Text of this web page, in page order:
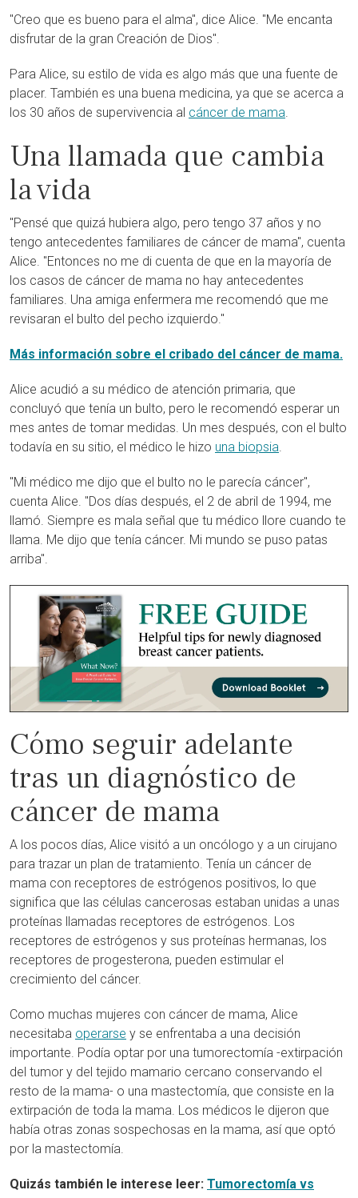
"Creo que es bueno para el alma", dice Alice. "Me encanta
disfrutar de la gran Creación de Dios".
Para Alice, su estilo de vida es algo más que una fuente de
placer. También es una buena medicina, ya que se acerca a
los 30 años de supervivencia al cáncer de mama.
Una llamada que cambia
la vida
"Pensé que quizá hubiera algo, pero tengo 37 años y no
tengo antecedentes familiares de cáncer de mama", cuenta
Alice. "Entonces no me di cuenta de que en la mayoría de
los casos de cáncer de mama no hay antecedentes
familiares. Una amiga enfermera me recomendó que me
revisaran el bulto del pecho izquierdo."
Más información sobre el cribado del cáncer de mama.
Alice acudió a su médico de atención primaria, que
concluyó que tenía un bulto, pero le recomendó esperar un
mes antes de tomar medidas. Un mes después, con el bulto
todavía en su sitio, el médico le hizo una biopsia.
"Mi médico me dijo que el bulto no le parecía cáncer",
cuenta Alice. "Dos días después, el 2 de abril de 1994, me
llamó. Siempre es mala señal que tu médico llore cuando te
llama. Me dijo que tenía cáncer. Mi mundo se puso patas
arriba".
Cómo seguir adelante
tras un diagnóstico de
cáncer de mama
A los pocos días, Alice visitó a un oncólogo y a un cirujano
para trazar un plan de tratamiento. Tenía un cáncer de
mama con receptores de estrógenos positivos, lo que
significa que las células cancerosas estaban unidas a unas
proteínas llamadas receptores de estrógenos. Los
receptores de estrógenos y sus proteínas hermanas, los
receptores de progesterona, pueden estimular el
crecimiento del cáncer.
Como muchas mujeres con cáncer de mama, Alice
necesitaba operarse y se enfrentaba a una decisión
importante. Podía optar por una tumorectomía -extirpación
del tumor y del tejido mamario cercano conservando el
resto de la mama- o una mastectomía, que consiste en la
extirpación de toda la mama. Los médicos le dijeron que
había otras zonas sospechosas en la mama, así que optó
por la mastectomía.
Quizás también le interese leer: Tumorectomía vs